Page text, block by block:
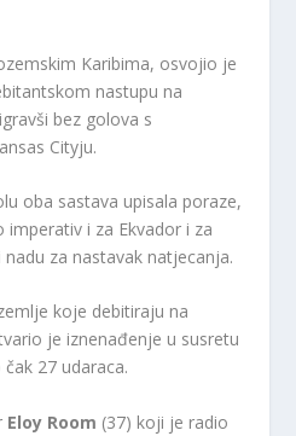
Karibima, osvojio je
nastupu na
bez golova s
Cityju.
oba sastava upisala poraze,
i za Ekvador i za
za nastavak natjecanja.
koje debitiraju na
je iznenađenje u susretu
27 udaraca.
Eloy Room (37) koji je radio